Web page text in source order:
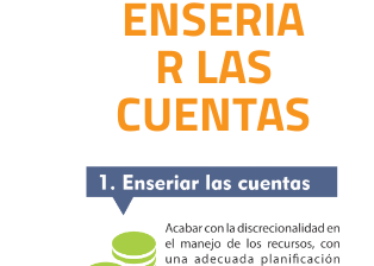
ENSERIA
R LAS
CUENTAS